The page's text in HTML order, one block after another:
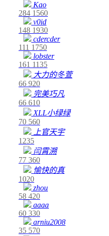
Kao
284 1560
v0id
148 1930
cdercder
111 1750
lobster
161 1135
大力的冬萱
66 920
完美巧凡
66 610
XLL小绿绿
70 560
上官天宇
1235
闫霄溯
77 360
愉快的真
1020
zhou
58 420
aaaa
60 330
arniu2008
35 570